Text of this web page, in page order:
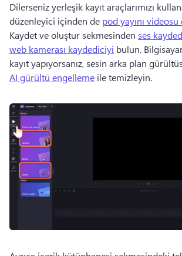
Dilerseniz yerleşik kayıt araçlarımızı
düzenleyici içinden de pod yayını
Kaydet ve oluştur sekmesinden ses
web kamerası kaydediciyi bulun.
kayıt yapıyorsanız, sesin arka plan
AI gürültü engelleme ile temizleyin.